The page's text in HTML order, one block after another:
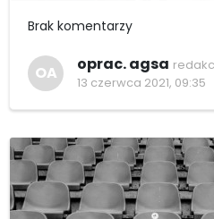
Brak komentarzy
OA oprac. agsa
13 czerwca 2021, 09:35